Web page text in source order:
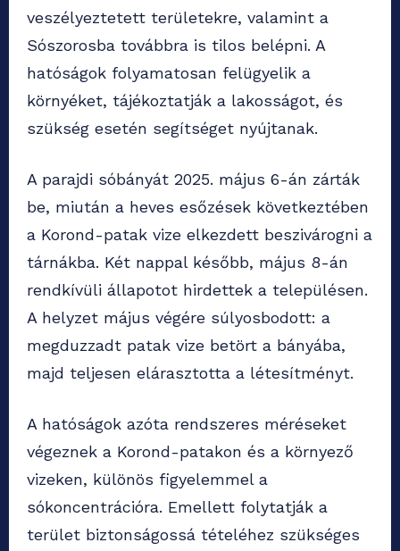
veszélyeztetett területekre, valamint a
Sószorosba továbbra is tilos belépni. A
hatóságok folyamatosan felügyelik a
környéket, tájékoztatják a lakosságot, és
szükség esetén segítséget nyújtanak.
A parajdi sóbányát 2025. május 6-án zárták
be, miután a heves esőzések következtében
a Korond-patak vize elkezdett beszivárogni a
tárnákba. Két nappal később, május 8-án
rendkívüli állapotot hirdettek a településen.
A helyzet május végére súlyosbodott: a
megduzzadt patak vize betört a bányába,
majd teljesen elárasztotta a létesítményt.
A hatóságok azóta rendszeres méréseket
végeznek a Korond-patakon és a környező
vizeken, különös figyelemmel a
sókoncentrációra. Emellett folytatják a
terület biztonságossá tételéhez szükséges